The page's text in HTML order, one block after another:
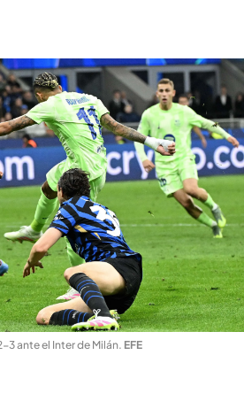
3 ante el Inter de Milán. EFE